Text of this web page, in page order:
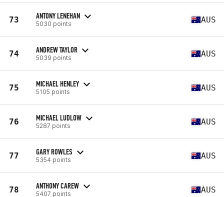
73 ANTONY LENEHAN
5030 points AUS
74 ANDREW TAYLOR
5039 points AUS
75 MICHAEL HENLEY
5105 points AUS
76 MICHAEL LUDLOW
5287 points AUS
77 GARY ROWLES
5354 points AUS
78 ANTHONY CAREW
5407 points AUS